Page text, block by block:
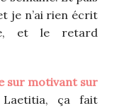
je n’ai rien écrit
et le retard
sur motivant sur
ça fait